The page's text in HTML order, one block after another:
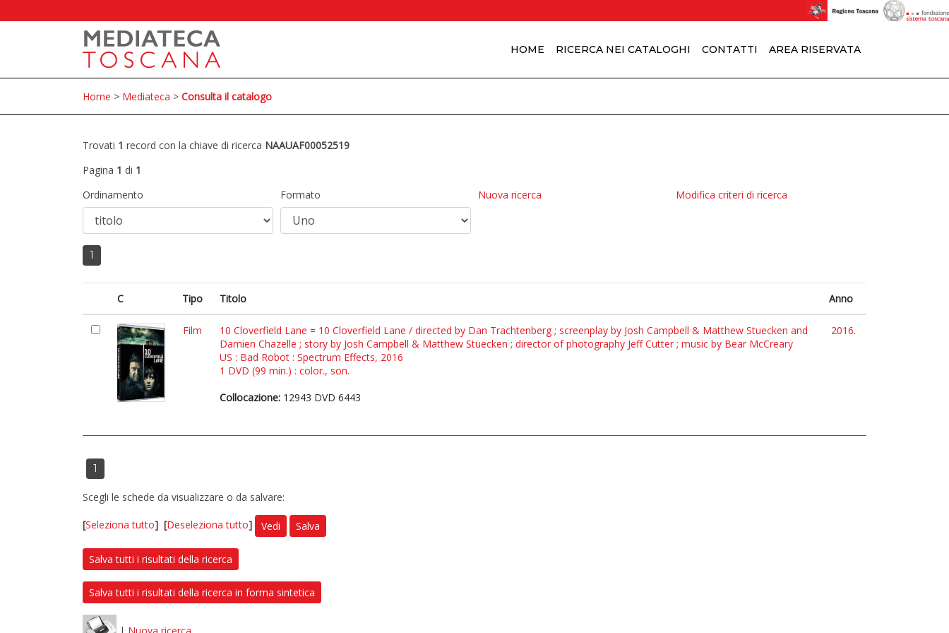
HOME RICERCA NEI CATALOGHI CONTATTI AREA RISERVATA
Home > Mediateca > Consulta il catalogo
Trovati 1 record con la chiave di ricerca NAAUAF00052519
Pagina 1 di 1
Ordinamento
Formato Nuova ricerca Modifica criteri di ricerca
1
C Tipo Titolo Anno
Film
10 Cloverfield Lane = 10 Cloverfield Lane / directed by Dan Trachtenberg ; screenplay by Josh Campbell & Matthew Stuecken and
Damien Chazelle ; story by Josh Campbell & Matthew Stuecken ; director of photography Jeff Cutter ; music by Bear McCreary
US : Bad Robot : Spectrum Effects, 2016
1 DVD (99 min.) : color., son.
Collocazione: 12943 DVD 6443
2016.
1
Scegli le schede da visualizzare o da salvare:
[Seleziona tutto] [Deseleziona tutto] Vedi Salva
Salva tutti i risultati della ricerca
Salva tutti i risultati della ricerca in forma sintetica